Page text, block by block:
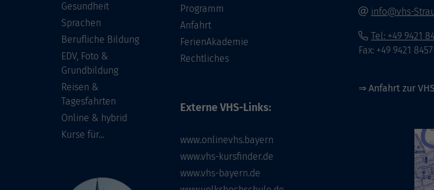
Gesundheit
Sprachen
Berufliche Bildung
EDV, Foto &
Grundbildung
Reisen &
Tagesfahrten
Online & hybrid
Kurse für...
Programm
Anfahrt
FerienAkademie
Rechtliches
Externe VHS-Links:
www.onlinevhs.bayern
www.vhs-kursfinder.de
www.vhs-bayern.de
info@vhs-
Tel: +49 9421
Fax: +49 9421
⇒ Anfahrt zur VHS